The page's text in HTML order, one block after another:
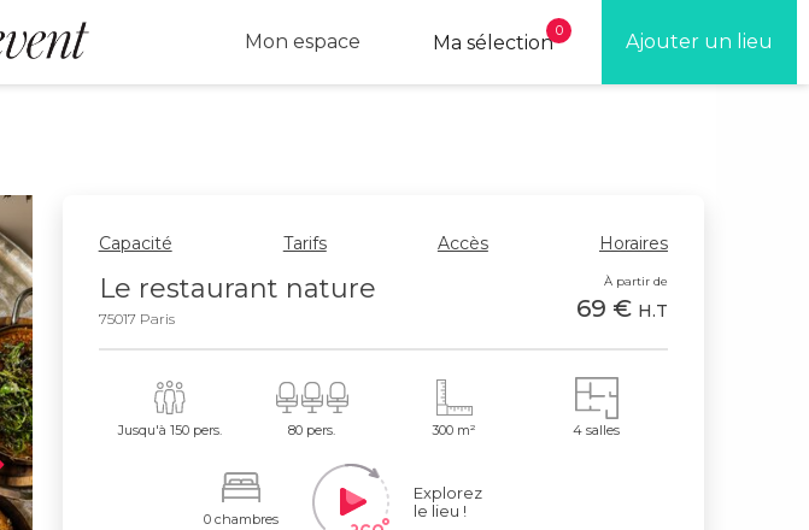
Ajouter un lieu
Ma sélection
0
Mon espace
Capacité Tarifs Accès Horaires
Le restaurant nature
75017 Paris
À partir de
69 € H.T
Jusqu'à 150 pers. 80 pers. 300 m² 4 salles
0 chambres
Explorez
le lieu !